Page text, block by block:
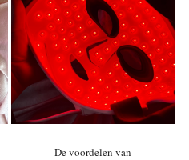
De voordelen van